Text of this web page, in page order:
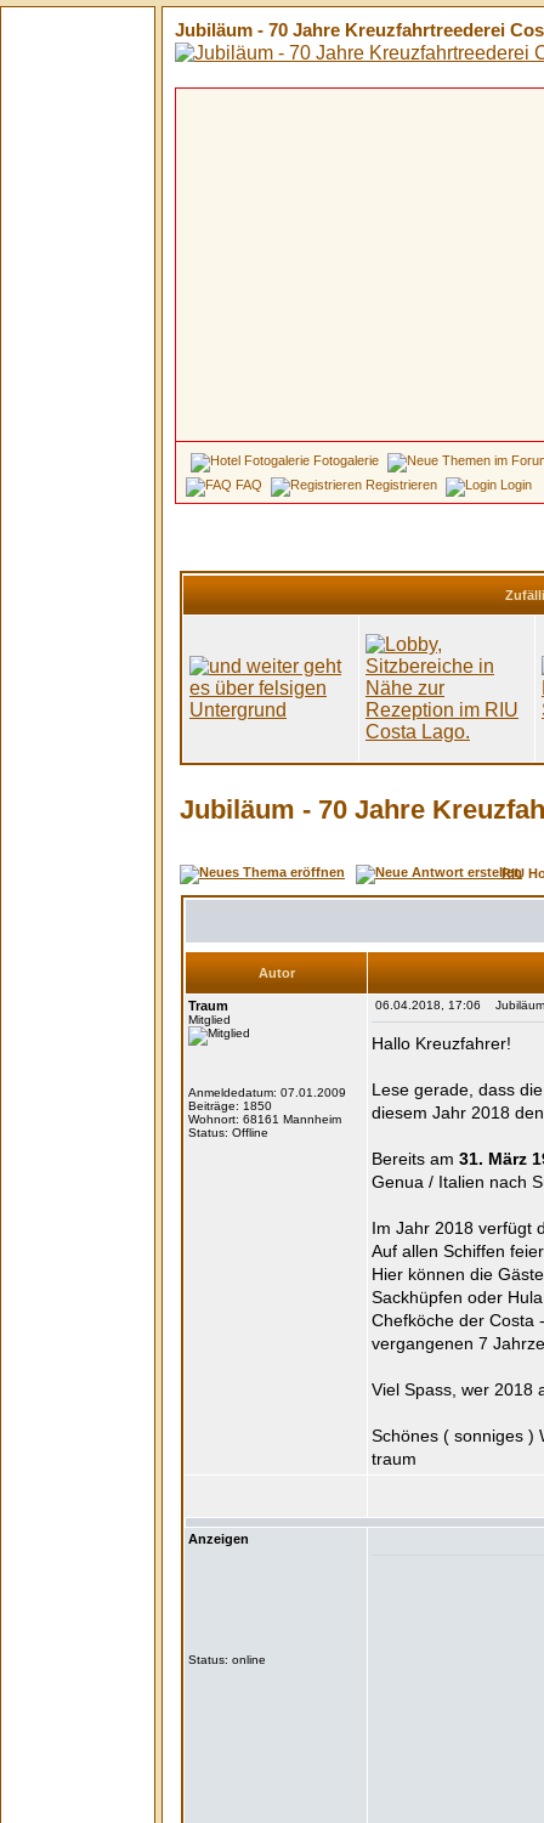
Jubiläum - 70 Jahre Kreuzfahrtreederei
Fotogalerie
FAQ
Registrieren Login
Jubiläum - 70 Jahre
RIU
Autor
Traum
Mitglied
Anmeldedatum: 07.01.2009
Beiträge: 1850
Wohnort: 68161 Mannheim
Status: Offline
06.04.2018, 17:06 Jubiläum
Hallo Kreuzfahrer!
Lese gerade, dass
diesem Jahr 2018
Bereits am 31. März
Genua / Italien nach
Im Jahr 2018 verfügt
Auf allen Schiffen
Hier können die
Sackhüpfen oder
Chefköche der Costa
vergangenen 7
Viel Spass, wer 2018
Schönes ( sonniges )
traum
Anzeigen
Status: online